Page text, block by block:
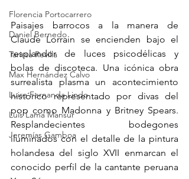
Florencia Portocarrero
Daniel Bernedo
Tarissa Revilla
Max Hernández Calvo
Luisa Fernanda Lindo
Luis Lama Mansur
Jeremías Gamboa
Paisajes barrocos a la manera de
Claude Lorrain se encienden bajo el
resplandor de luces psicodélicas y
bolas de discoteca. Una icónica obra
surrealista plasma un acontecimiento
histórico representado por divas del
pop como Madonna y Britney Spears.
Resplandecientes bodegones
iluminados con el detalle de la pintura
holandesa del siglo XVII enmarcan el
conocido perfil de la cantante peruana